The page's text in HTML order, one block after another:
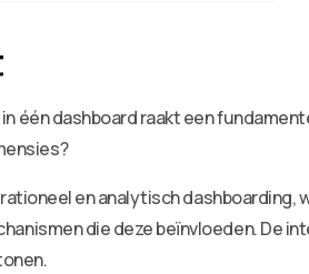
één dashboard raakt een
en analytisch
die deze beïnvloeden. De